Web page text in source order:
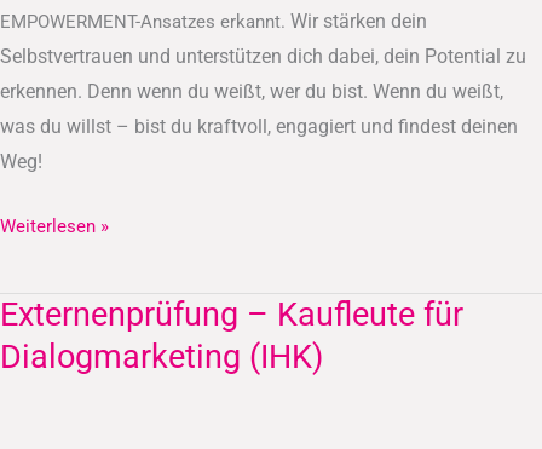
EMPOWERMENT-Ansatzes erkannt. Wir stärken dein
Selbstvertrauen und unterstützen dich dabei, dein Potential zu
erkennen. Denn wenn du weißt, wer du bist. Wenn du weißt,
was du willst – bist du kraftvoll, engagiert und findest deinen
Weg!
Weiterlesen »
Externenprüfung – Kaufleute für
Dialogmarketing (IHK)
Externenprüfung
–
Kaufleute